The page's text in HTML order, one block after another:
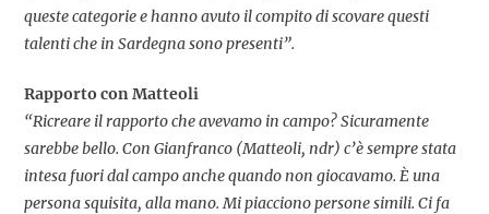
queste categorie e hanno avuto il compito di scovare questi
talenti che in Sardegna sono presenti”.
Rapporto con Matteoli
“Ricreare il rapporto che avevamo in campo? Sicuramente
sarebbe bello. Con Gianfranco (Matteoli, ndr) c’è sempre stata
intesa fuori dal campo anche quando non giocavamo. È una
persona squisita, alla mano. Mi piacciono persone simili. Ci fa